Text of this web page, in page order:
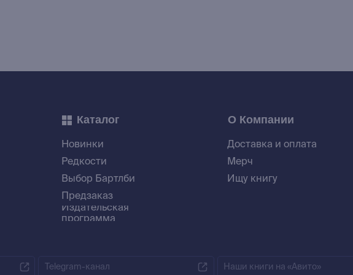
О Компании
Каталог
Ищу книгу
Мерч
Доставка и оплата
Наши книги на «Авито»
Предзаказ
Выбор Бартлби
Редкости
Новинки
Издательская
программа
Telegram-канал